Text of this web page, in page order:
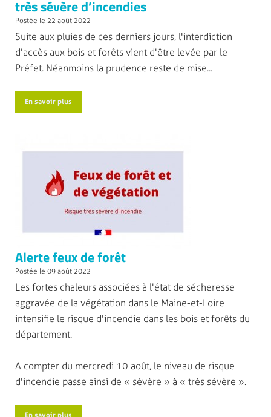
très sévère d’incendies
Postée le 22 août 2022
Suite aux pluies de ces derniers jours, l'interdiction
d'accès aux bois et forêts vient d'être levée par le
Préfet. Néanmoins la prudence reste de mise...
En savoir plus
Alerte feux de forêt
Postée le 09 août 2022
Les fortes chaleurs associées à l'état de sécheresse
aggravée de la végétation dans le Maine-et-Loire
intensifie le risque d'incendie dans les bois et forêts du
département.
A compter du mercredi 10 août, le niveau de risque
d'incendie passe ainsi de « sévère » à « très sévère ».
En savoir plus